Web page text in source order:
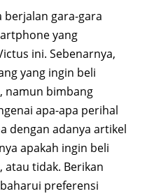
gara-gara
yang
ini. Sebenarnya,
yang ingin beli
namun bimbang
apa-apa perihal
dengan adanya artikel
apakah ingin beli
atau tidak. Berikan
preferensi